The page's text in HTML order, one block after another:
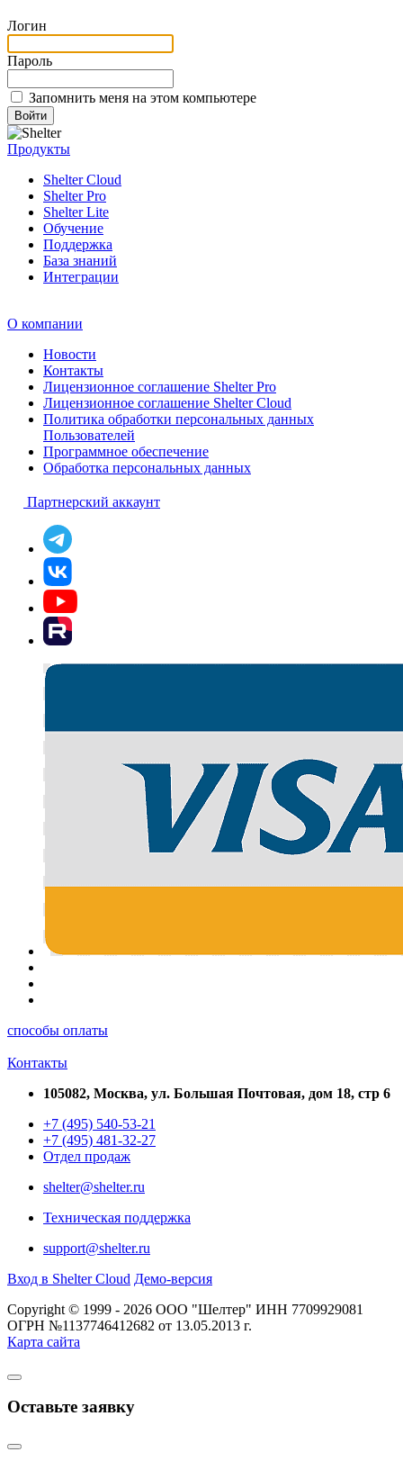
Логин
Пароль
Запомнить меня на этом компьютере
Продукты
Shelter Cloud
Shelter Pro
Shelter Lite
Обучение
Поддержка
База знаний
Интеграции
О компании
Новости
Контакты
Лицензионное соглашение Shelter Pro
Лицензионное соглашение Shelter Cloud
Политика обработки персональных данных
Пользователей
Программное обеспечение
Обработка персональных данных
Партнерский аккаунт
способы оплаты
Контакты
105082, Москва, ул. Большая Почтовая, дом 18, стр 6
+7 (495) 540-53-21
+7 (495) 481-32-27
Отдел продаж
shelter@shelter.ru
Техническая поддержка
support@shelter.ru
Вход в Shelter Cloud Демо-версия
Copyright © 1999 - 2026 ООО "Шелтер" ИНН 7709929081
ОГРН №1137746412682 от 13.05.2013 г.
Карта сайта
Оставьте заявку